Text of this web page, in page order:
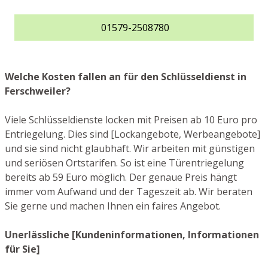
01579-2508780
Welche Kosten fallen an für den Schlüsseldienst in
Ferschweiler?
Viele Schlüsseldienste locken mit Preisen ab 10 Euro pro
Entriegelung. Dies sind [Lockangebote, Werbeangebote]
und sie sind nicht glaubhaft. Wir arbeiten mit günstigen
und seriösen Ortstarifen. So ist eine Türentriegelung
bereits ab 59 Euro möglich. Der genaue Preis hängt
immer vom Aufwand und der Tageszeit ab. Wir beraten
Sie gerne und machen Ihnen ein faires Angebot.
Unerlässliche [Kundeninformationen, Informationen
für Sie]